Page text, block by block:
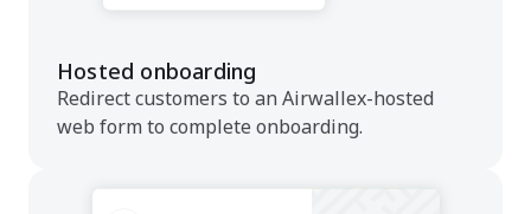
Hosted onboarding
Redirect customers to an Airwallex-hosted
web form to complete onboarding.